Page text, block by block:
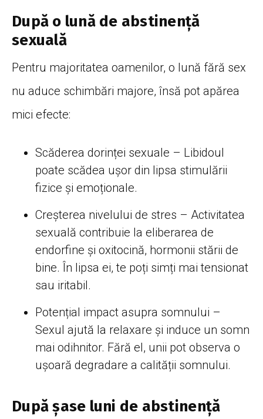
După o lună de abstinență
sexuală
Pentru majoritatea oamenilor, o lună fără sex
nu aduce schimbări majore, însă pot apărea
mici efecte:
Scăderea dorinței sexuale – Libidoul
poate scădea ușor din lipsa stimulării
fizice și emoționale.
Creșterea nivelului de stres – Activitatea
sexuală contribuie la eliberarea de
endorfine și oxitocină, hormonii stării de
bine. În lipsa ei, te poți simți mai tensionat
sau iritabil.
Potențial impact asupra somnului –
Sexul ajută la relaxare și induce un somn
mai odihnitor. Fără el, unii pot observa o
ușoară degradare a calității somnului.
După șase luni de abstinență